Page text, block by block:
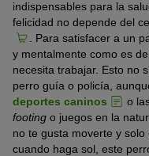
indispensables para la
felicidad no depende del
. Para satisfacer a un
y mentalmente como es
necesita trabajar. Esto no
perro guía o policía,
deportes caninos
o
footing o juegos en la
no te gusta moverte y
cuando haga sol, este